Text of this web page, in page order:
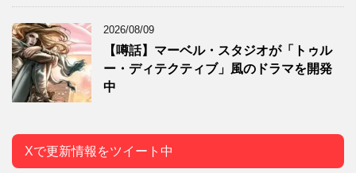
2026/08/09
【噂話】マーベル・スタジオが「トゥル
ー・ディテクティブ」風のドラマを開発
中
Xで更新情報をツイート中